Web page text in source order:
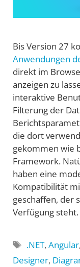
Bis Version 27
Anwendungen
direkt im
anzeigen zu
interaktive
Filterung der
die dort
gekommen wie
Framework.
haben eine
Kompatibilität
geschaffen, der
Verfügung steht.
Schlagwörter
.NET,Angular,
Designer,